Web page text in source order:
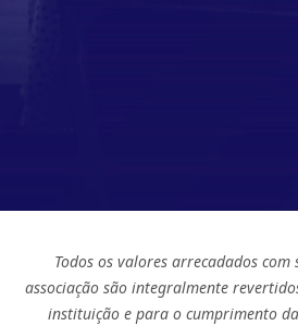
Todos os valores arrecadados com
associação são integralmente
instituição e para o cumprimento